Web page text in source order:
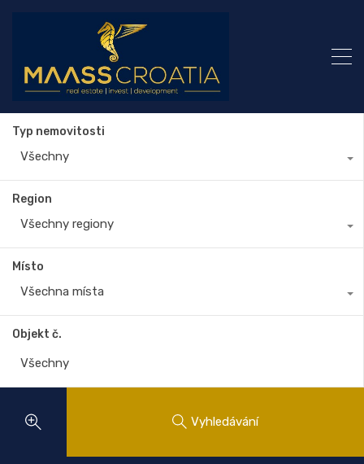
Typ nemovitosti
Všechny
Region
Všechny regiony
Místo
Všechna místa
Objekt č.
Vyhledávání